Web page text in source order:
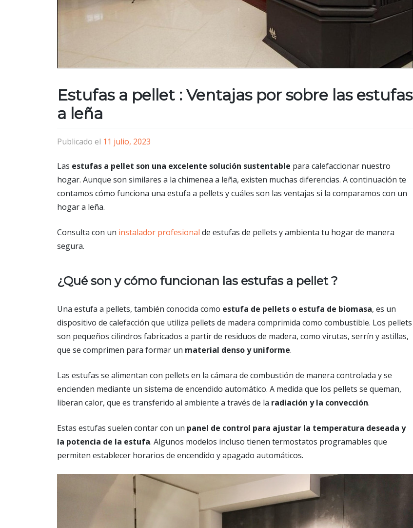
Estufas a pellet : Ventajas por sobre las estufas
a leña
Publicado el 11 julio, 2023
Las estufas a pellet son una excelente solución sustentable para calefaccionar nuestro
hogar. Aunque son similares a la chimenea a leña, existen muchas diferencias. A continuación te
contamos cómo funciona una estufa a pellets y cuáles son las ventajas si la comparamos con un
hogar a leña.
Consulta con un instalador profesional de estufas de pellets y ambienta tu hogar de manera
segura.
¿Qué son y cómo funcionan las estufas a pellet ?
Una estufa a pellets, también conocida como estufa de pellets o estufa de biomasa, es un
dispositivo de calefacción que utiliza pellets de madera comprimida como combustible. Los pellets
son pequeños cilindros fabricados a partir de residuos de madera, como virutas, serrín y astillas,
que se comprimen para formar un material denso y uniforme.
Las estufas se alimentan con pellets en la cámara de combustión de manera controlada y se
encienden mediante un sistema de encendido automático. A medida que los pellets se queman,
liberan calor, que es transferido al ambiente a través de la radiación y la convección.
Estas estufas suelen contar con un panel de control para ajustar la temperatura deseada y
la potencia de la estufa. Algunos modelos incluso tienen termostatos programables que
permiten establecer horarios de encendido y apagado automáticos.